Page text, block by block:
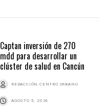
Captan inversión de 270
mdd para desarrollar un
clúster de salud en Cancún
REDACCIÓN CENTRO URBANO
AGOSTO 5, 2026